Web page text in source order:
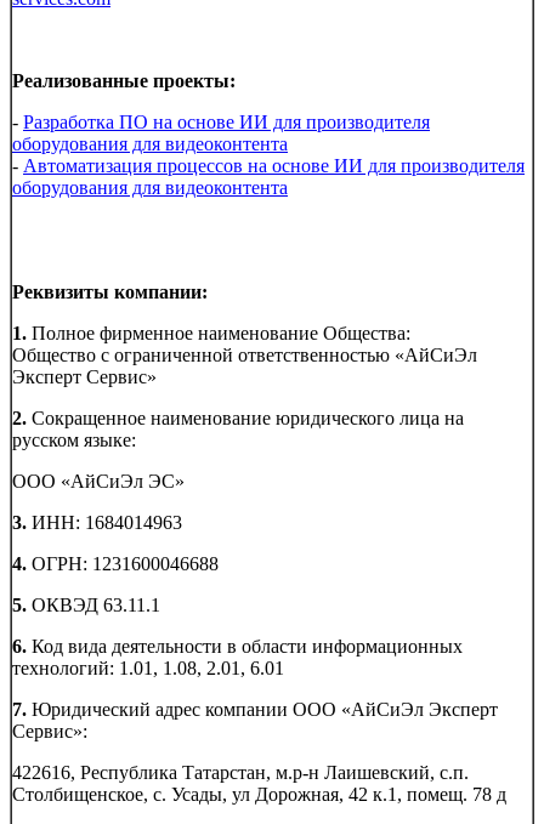
Реализованные проекты:
- Разработка ПО на основе ИИ для производителя
оборудования для видеоконтента
- Автоматизация процессов на основе ИИ для производителя
оборудования для видеоконтента
Реквизиты компании:
1. Полное фирменное наименование Общества:
Общество с ограниченной ответственностью «АйСиЭл
Эксперт Сервис»
2. Сокращенное наименование юридического лица на
русском языке:
ООО «АйСиЭл ЭС»
3. ИНН: 1684014963
4. ОГРН: 1231600046688
5. ОКВЭД 63.11.1
6. Код вида деятельности в области информационных
технологий: 1.01, 1.08, 2.01, 6.01
7. Юридический адрес компании ООО «АйСиЭл Эксперт
Сервис»:
422616, Республика Татарстан, м.р-н Лаишевский, с.п.
Столбищенское, с. Усады, ул Дорожная, 42 к.1, помещ. 78 д